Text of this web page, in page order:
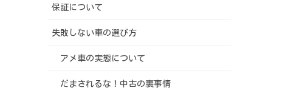
保証について
失敗しない車の選び方
アメ車の実態について
だまされるな！中古の裏事情